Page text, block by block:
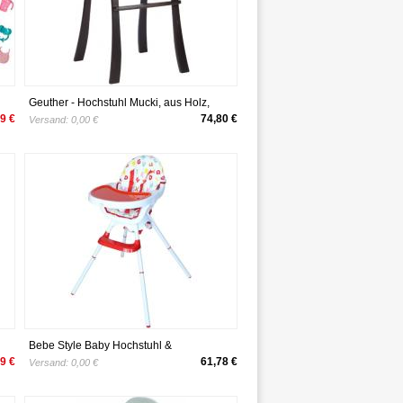
€
Geuther - Hochstuhl Mucki, aus Holz,
stapelbar, stabiler Kinderstuhl, natur
Versand: 0,00 € 74,80 €
€
Bebe Style Baby Hochstuhl &
Kinderhochstuhl – 3in1 Babyhochstuhl,
Versand: 0,00 € 61,78 €